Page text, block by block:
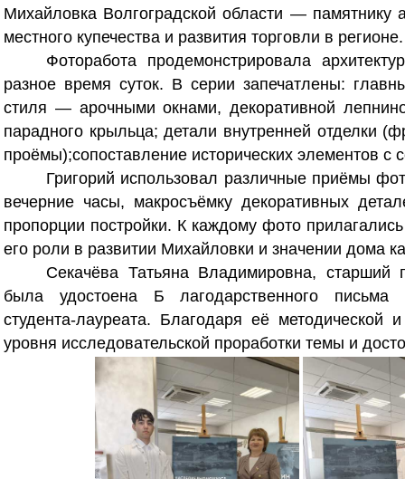
Михайловка Волгоградской области — памятнику
местного купечества и развития торговли в регионе.
Фоторабота продемонстрировала
разное время суток. В серии запечатлены:
стиля — арочными окнами, декоративной
парадного крыльца; детали внутренней отделки
проёмы);сопоставление исторических элементов
Григорий использовал различные приёмы
вечерние часы, макросъёмку декоративных
пропорции постройки. К каждому фото
его роли в развитии Михайловки и значении дома
Секачёва Татьяна Владимировна,
была удостоена Благодарственного
студента‑лауреата. Благодаря её методической
уровня исследовательской проработки темы и